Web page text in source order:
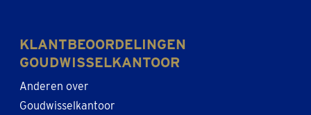
KLANTBEOORDELINGEN
GOUDWISSELKANTOOR
Anderen over
Goudwisselkantoor